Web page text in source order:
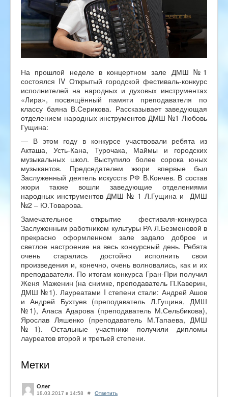
На прошлой неделе в концертном зале ДМШ №1
состоялся IV Открытый городской фестиваль-конкурс
исполнителей на народных и духовых инструментах
«Лира», посвящённый памяти преподавателя по
классу баяна В.Серикова. Рассказывает заведующая
отделением народных инструментов ДМШ №1 Любовь
Гущина:
— В этом году в конкурсе участвовали ребята из
Акташа, Усть-Кана, Турочака, Маймы и городских
музыкальных школ. Выступило более сорока юных
музыкантов. Председателем жюри впервые был
Заслуженный деятель искусств РФ В.Кончев. В состав
жюри также вошли заведующие отделениями
народных инструментов ДМШ № 1 Л.Гущина и ДМШ
№2 – Ю.Товарова.
Замечательное открытие фестиваля-конкурса
Заслуженным работником культуры РА Л.Безменовой в
прекрасно оформленном зале задало доброе и
светлое настроение на весь конкурсный день. Ребята
очень старались достойно исполнить свои
произведения и, конечно, очень волновались, как и их
преподаватели. По итогам конкурса Гран-При получил
Женя Маженин (на снимке, преподаватель П.Каверин,
ДМШ №1). Лауреатами I степени стали: Андрей Ашов
и Андрей Бухтуев (преподаватель Л.Гущина, ДМШ
№1), Аласа Адарова (преподаватель М.Сельбикова),
Ярослав Ляшенко (преподаватель М.Тапаева, ДМШ
№1). Остальные участники получили дипломы
лауреатов второй и третьей степени.
Метки
Олег
18.03.2017 в 14:58 # Ответить